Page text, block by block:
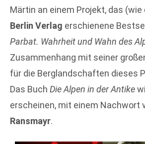
Märtin an einem Projekt, das (wie
Berlin Verlag erschienene
Parbat. Wahrheit und Wahn des
Zusammenhang mit seiner
für die Berglandschaften dieses
Das Buch Die Alpen in der Antike
erscheinen, mit einem Nachwort
Ransmayr.